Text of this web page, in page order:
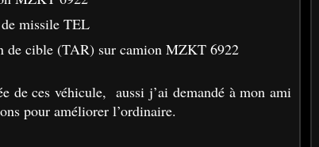
missile TEL
de cible (TAR) sur camion MZKT 6922
de ces véhicule, aussi j’ai demandé à mon ami
pour améliorer l’ordinaire.